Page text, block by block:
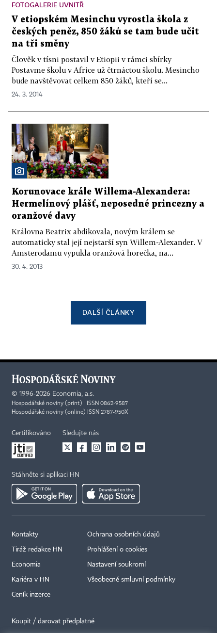
FOTOGALERIE UVNITŘ
V etiopském Mesinchu vyrostla škola z
českých peněz, 850 žáků se tam bude učit
na tři směny
Člověk v tísni postavil v Etiopii v rámci sbírky
Postavme školu v Africe už čtrnáctou školu. Mesincho
bude navštěvovat celkem 850 žáků, kteří se...
24. 3. 2014
Korunovace krále Willema-Alexandera:
Hermelínový plášť, neposedné princezny a
oranžové davy
Královna Beatrix abdikovala, novým králem se
automaticky stal její nejstarší syn Willem-Alexander. V
Amsterodamu vypukla oranžová horečka, na...
30. 4. 2013
DALŠÍ ČLÁNKY
© 1996-2026 Economia, a.s.
Hospodářské noviny (print) ISSN 0862-9587
Hospodářské noviny (online) ISSN 2787-950X
Certifikováno Sledujte nás
Stáhněte si aplikaci HN
Kontakty
Tiráž redakce HN
Economia
Kariéra v HN
Ceník inzerce
Ochrana osobních údajů
Prohlášení o cookies
Nastavení soukromí
Všeobecné smluvní podmínky
Koupit / darovat předplatné